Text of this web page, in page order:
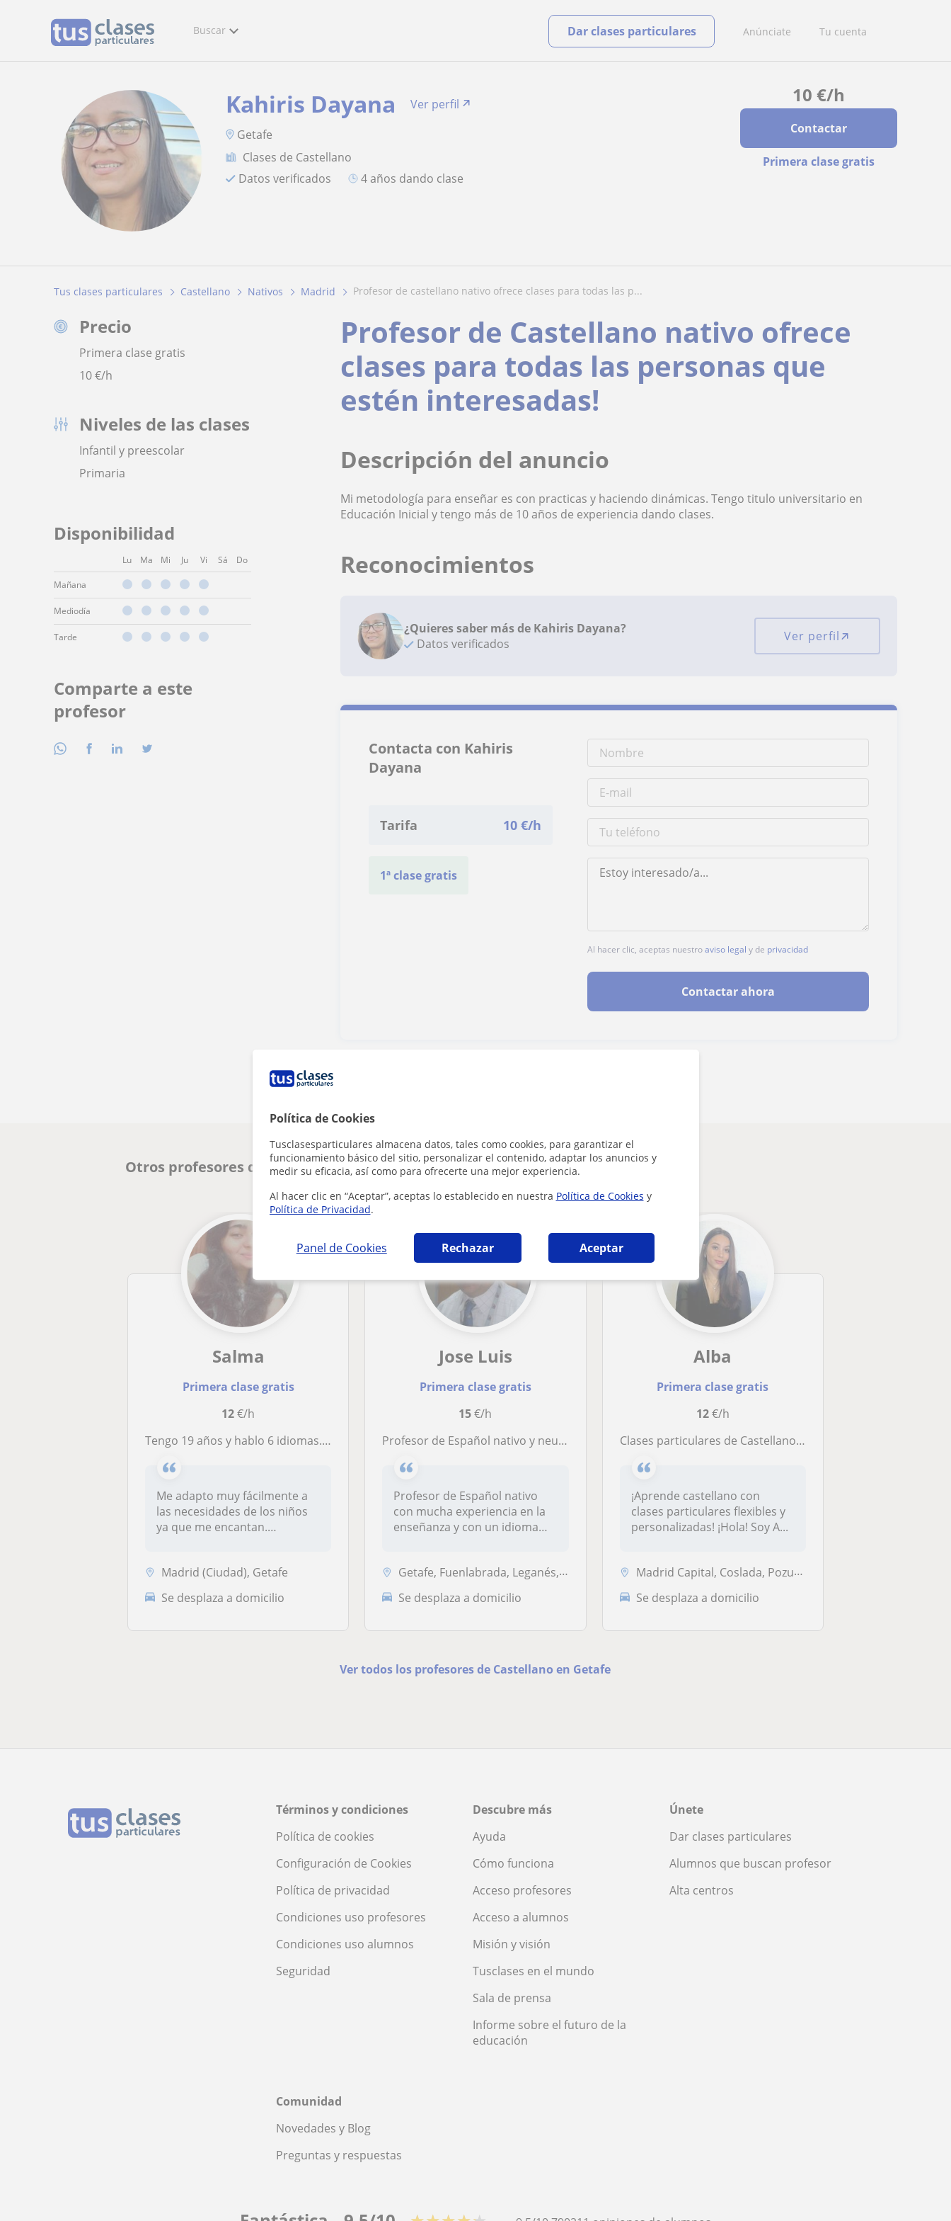
Política de Cookies
Tusclasesparticulares almacena datos, tales como cookies, para garantizar el
funcionamiento básico del sitio, personalizar el contenido, adaptar los anuncios y
medir su eficacia, así como para ofrecerte una mejor experiencia.
Al hacer clic en “Aceptar”, aceptas lo establecido en nuestra Política de Cookies y
Política de Privacidad.
Panel de Cookies Rechazar Aceptar
Buscar Anúnciate Tu cuenta
Dar clases particulares
10 €/h
Contactar
Primera clase gratis
Kahiris Dayana
Ver perfil
Getafe
Clases de Castellano
Datos verificados
4 años dando clase
Tus clases particulares Castellano Nativos Madrid profesor de castellano nativo ofrece clases para todas las p...
Precio
Primera clase gratis
10€/h
Niveles de las clases
Infantil y preescolar
Primaria
Disponibilidad
Lu Ma Mi Ju Vi Sá Do
Mañana
Mediodía
Tarde
Comparte a este
profesor
Profesor de Castellano nativo ofrece
clases para todas las personas que
estén interesadas!
Descripción del anuncio
Mi metodología para enseñar es con practicas y haciendo dinámicas. Tengo titulo universitario en
Educación Inicial y tengo más de 10 años de experiencia dando clases.
Reconocimientos
¿Quieres saber más de Kahiris Dayana?
Datos verificados
Ver perfil
Contacta con Kahiris
Dayana
Tarifa 10 €/h
1ª clase gratis
Al hacer clic, aceptas nuestroaviso legal y de privacidad
Contactar ahora
Otros profesores de Castellano en Getafe que pueden interesarte
Salma
Primera clase gratis
12€/h
Tengo 19 años y hablo 6 idiomas. Puedo enseñar castellano, árabe e inglés. Prefiero los niños. También trabajo de canguro.
Me adapto muy fácilmente a
las necesidades de los niños
ya que me encantan.
Madrid (Ciudad), Getafe
Se desplaza a domicilio
Jose Luis
Primera clase gratis
15€/h
Profesor de Español nativo y neutral, con mucha experiencia y paciencia en la enseñanza, para niños y adultos
Profesor de Español nativo
con mucha experiencia en la
enseñanza y con un idioma
Getafe, Fuenlabrada, Leganés, Pinto, Alcorcón, Madrid Capital
Se desplaza a domicilio
Alba
Primera clase gratis
12€/h
Clases particulares de Castellano - Horario flexible
¡Aprende castellano con
clases particulares flexibles y
personalizadas! ¡Hola! Soy A...
Madrid Capital, Coslada, Pozuelo de Alarcón, Alcorcón, Getafe, Alcoben...
Se desplaza a domicilio
Ver todos los profesores de Castellano en Getafe
Términos y condiciones
Política de cookies
Configuración de Cookies
Política de privacidad
Condiciones uso profesores
Condiciones uso alumnos
Seguridad
Descubre más
Ayuda
Cómo funciona
Acceso profesores
Acceso a alumnos
Misión y visión
Tusclases en el mundo
Sala de prensa
Informe sobre el futuro de la
educación
Únete
Dar clases particulares
Alumnos que buscan profesor
Alta centros
Comunidad
Novedades y Blog
Preguntas y respuestas